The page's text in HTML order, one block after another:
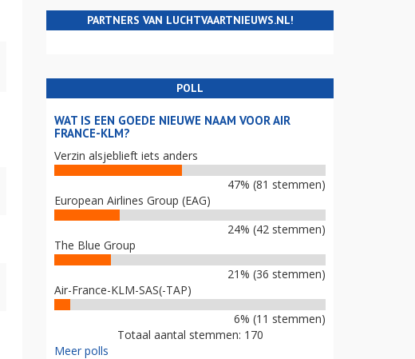
PARTNERS VAN LUCHTVAARTNIEUWS.NL!
POLL
WAT IS EEN GOEDE NIEUWE NAAM VOOR AIR
FRANCE-KLM?
Verzin alsjeblieft iets anders
47% (81 stemmen)
European Airlines Group (EAG)
24% (42 stemmen)
The Blue Group
21% (36 stemmen)
Air-France-KLM-SAS(-TAP)
6% (11 stemmen)
Totaal aantal stemmen: 170
Meer polls